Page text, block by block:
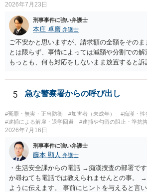
2026年7月23日
刑事事件に強い弁護士
本庄 卓磨 弁護士
ご不安かと思いますが、請求額の全額をその
とは限らず、事情によっては減額や分割での解
もっとも、何も対応をしないまま放置すると
めします。
5 急な警察署からの呼び出し
#冤罪・無実・正当防衛 #加害者（未成年） #痴漢・性
#逮捕による解雇・退学回避
#逮捕や勾留の阻止・準抗告
2026年7月16日
刑事事件に強い弁護士
藤本 顯人 弁護士
・生活安全課からの電話 →痴漢捜査の部署で
か尋ねても電話では教えられませんとの事。
ように伝えます。 事前にヒントを与えると言